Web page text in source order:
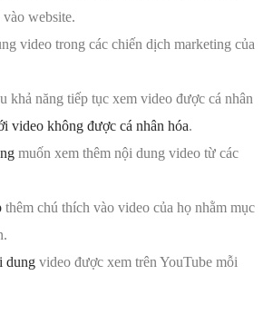
website.
video trong các chiến dịch marketing của
khả năng tiếp tục xem video được cá nhân
video không được cá nhân hóa.
muốn xem thêm nội dung video từ các
thêm chú thích vào video của họ nhằm mục
dung video được xem trên YouTube mỗi